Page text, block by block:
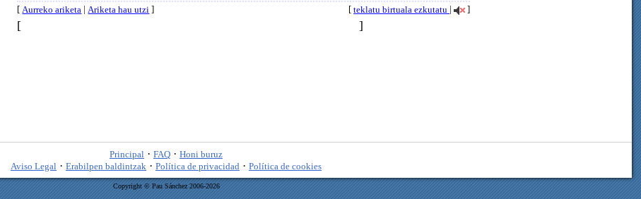
[ Aurreko ariketa | Ariketa hau utzi ] [teklatu birtuala ezkutatu | ]
[ ]
Principal · FAQ · Honi buruz
Aviso Legal · Erabilpen baldintzak · Política de privacidad · Política de cookies
Copyright © Pau Sánchez 2006-2026